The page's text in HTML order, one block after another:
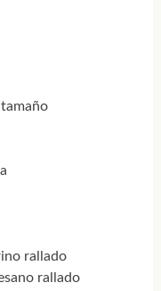
rallado
rallado